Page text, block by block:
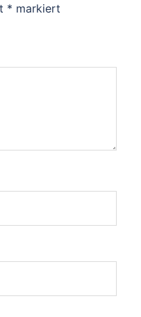
* markiert